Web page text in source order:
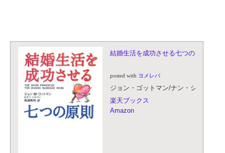
結婚生活を成功させる七つの原則
posted with ヨメレバ
ジョン・ゴットマン/ナン・シルバー
楽天ブックス
Amazon